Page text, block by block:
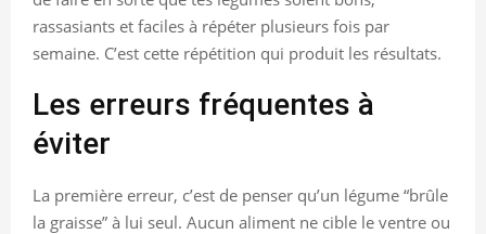
rassasiants et faciles à répéter plusieurs fois par
semaine. C’est cette répétition qui produit les résultats.
Les erreurs fréquentes à
éviter
La première erreur, c’est de penser qu’un légume “brûle
la graisse” à lui seul. Aucun aliment ne cible le ventre ou